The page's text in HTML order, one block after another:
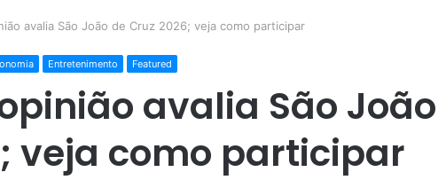
avalia São João de Cruz 2026; veja como participar
Entretenimento Featured
avalia São João
veja como participar